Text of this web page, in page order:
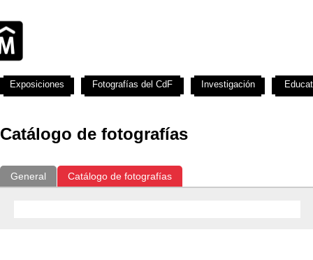
Catálogo de fotografías
General Catálogo de fotografías
Exposiciones Fotografías del CdF Investigación